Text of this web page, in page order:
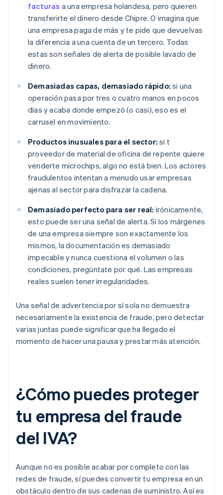
facturas a una empresa holandesa, pero quieren
transferirte el dinero desde Chipre. O imagina que
una empresa paga de más y te pide que devuelvas
la diferencia a una cuenta de un tercero. Todas
estas son señales de alerta de posible lavado de
dinero.
Demasiadas capas, demasiado rápido: si una
operación pasa por tres o cuatro manos en pocos
días y acaba donde empezó (o casi), eso es el
carrusel en movimiento.
Productos inusuales para el sector: si t
proveedor de material de oficina de repente quiere
venderte microchips, algo no está bien. Los actores
fraudulentos intentan a menudo usar empresas
ajenas al sector para disfrazar la cadena.
Demasiado perfecto para ser real: irónicamente,
esto puede ser una señal de alerta. Si los márgenes
de una empresa siempre son exactamente los
mismos, la documentación es demasiado
impecable y nunca cuestiona el volumen o las
condiciones, pregúntate por qué. Las empresas
reales suelen tener irregularidades.
Una señal de advertencia por sí sola no demuestra
necesariamente la existencia de fraude, pero detectar
varias juntas puede significar que ha llegado el
momento de hacer una pausa y prestar más atención.
¿Cómo puedes proteger
tu empresa del fraude
del IVA?
Aunque no es posible acabar por completo con las
redes de fraude, sí puedes convertir tu empresa en un
obstáculo dentro de sus cadenas de suministro. Así es